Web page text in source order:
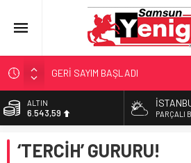
GERİ SAYIM BAŞLADI
SAMSUNSPOR’DA HEDEF
‘BAFRA’YA YATIRIM YAPIN!’
YÖNETİCİ SEÇERKEN YAPILAN
ALTIN
6.543,59
13.798,82
PARÇALI
‘TERCİH’ GURURU!